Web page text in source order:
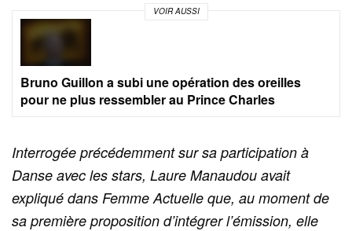
VOIR AUSSI
Bruno Guillon a subi une opération des oreilles
pour ne plus ressembler au Prince Charles
Interrogée précédemment sur sa participation à
Danse avec les stars, Laure Manaudou avait
expliqué dans Femme Actuelle que, au moment de
sa première proposition d’intégrer l’émission, elle